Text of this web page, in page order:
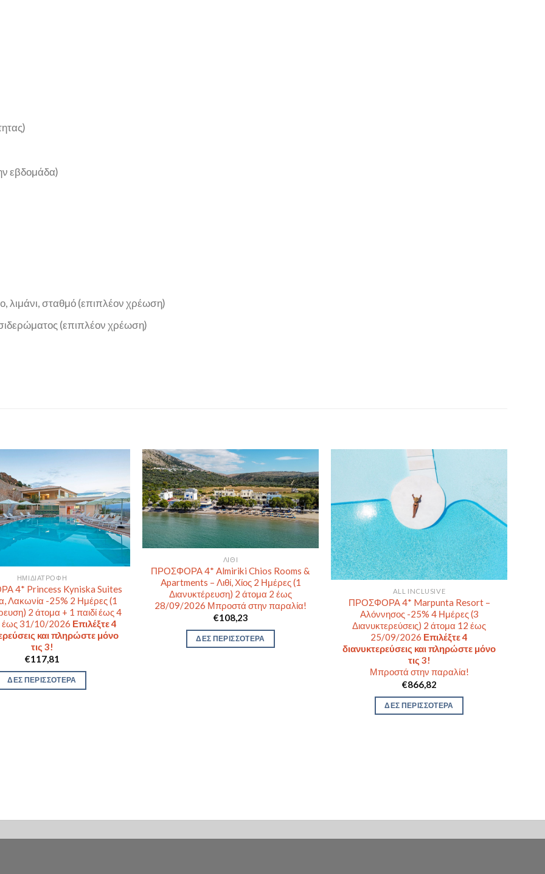
εβδομάδα)
λιμάνι, σταθμό (επιπλέον χρέωση)
(επιπλέον χρέωση)
ΗΜΙΔΙΑΤΡΟΦΉ
4* Princess Kyniska Suites
Λακωνία -25% 2 Ημέρες (1
2 άτομα + 1 παιδί έως 4
έως 31/10/2026 Επιλέξτε 4
και πληρώστε μόνο
τις 3!
€117,81
ΔΕΣ ΠΕΡΙΣΣΟΤΕΡΑ
ΛΙΘΊ
ΠΡΟΣΦΟΡΑ 4* Almiriki Chios Rooms &
Apartments – Λιθί, Χίος 2 Ημέρες (1
Διανυκτέρευση) 2 άτομα 2 έως
28/09/2026 Μπροστά στην παραλία!
€108,23
ΔΕΣ ΠΕΡΙΣΣΟΤΕΡΑ
ALL INCLUSIVE
ΠΡΟΣΦΟΡΑ 4* Marpunta Resort –
Αλόννησος -25% 4 Ημέρες (3
Διανυκτερεύσεις) 2 άτομα 12 έως
25/09/2026 Επιλέξτε 4
διανυκτερεύσεις και πληρώστε μόνο
τις 3!
Μπροστά στην παραλία!
€866,82
ΔΕΣ ΠΕΡΙΣΣΟΤΕΡΑ